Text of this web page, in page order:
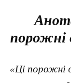
порожні
«Ці порожні